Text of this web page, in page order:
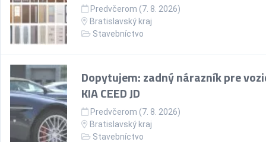
Predvčerom (7. 8. 2026)
Bratislavský kraj
Stavebníctvo
Dopytujem: zadný nárazník pre
KIA CEED JD
Predvčerom (7. 8. 2026)
Bratislavský kraj
Stavebníctvo